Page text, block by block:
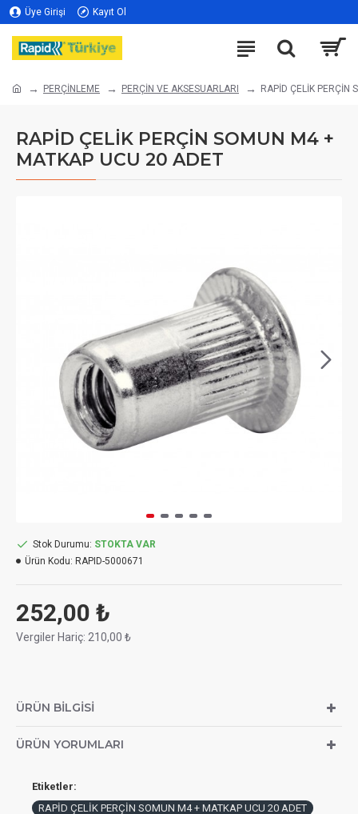
Üye Girişi Kayıt Ol
PERÇİNLEME PERÇİN VE AKSESUARLARI RAPİD ÇELİK PERÇİN
RAPİD ÇELİK PERÇİN SOMUN M4 +
MATKAP UCU 20 ADET
252,00 ₺
Vergiler Hariç: 210,00 ₺
Stok Durumu: STOKTA VAR
Ürün Kodu: RAPID-5000671
ÜRÜN BILGISI
ÜRÜN YORUMLARI
Etiketler:
RAPİD ÇELİK PERÇİN SOMUN M4 + MATKAP UCU 20 ADET